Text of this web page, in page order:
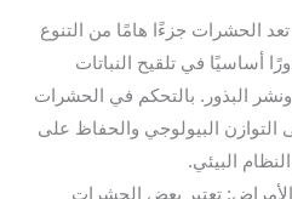
الحشرات جزءًا هامًا من التنوع
أساسيًا في تلقيح النباتات
البذور. بالتحكم في الحشرات
التوازن البيولوجي والحفاظ على
البيئي.
تعتبر بعض الحشرات